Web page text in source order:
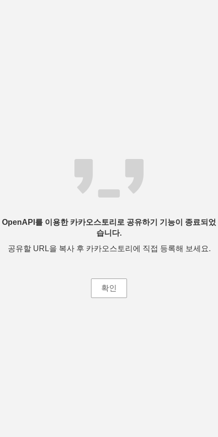
OpenAPI를 이용한 카카오스토리로 공유하기 기능이 종료되었
습니다.
공유할 URL을 복사 후 카카오스토리에 직접 등록해 보세요.
확인